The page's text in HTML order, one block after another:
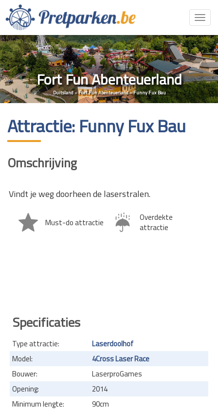
Fort Fun Abenteuerland
Duitsland»Fort Fun Abenteuerland»Funny Fux Bau
Attractie: Funny Fux Bau
Omschrijving
Vindt je weg doorheen de laserstralen.
Must-do attractie
Overdekte
attractie
Specificaties
Type attractie:
Laserdoolhof
Model:
4Cross Laser Race
Bouwer:
LaserproGames
Opening:
2014
Minimum lengte:
90cm